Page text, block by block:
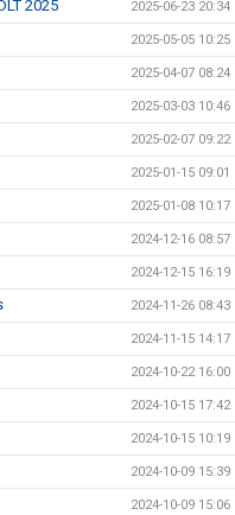
2025 2025-06-23 20:34
2025-05-05 10:25
2025-04-07 08:24
2025-03-03 10:46
2025-02-07 09:22
2025-01-15 09:01
2025-01-08 10:17
2024-12-16 08:57
2024-12-15 16:19
2024-11-26 08:43
2024-11-15 14:17
2024-10-22 16:00
2024-10-15 17:42
2024-10-15 10:19
2024-10-09 15:39
2024-10-09 15:06